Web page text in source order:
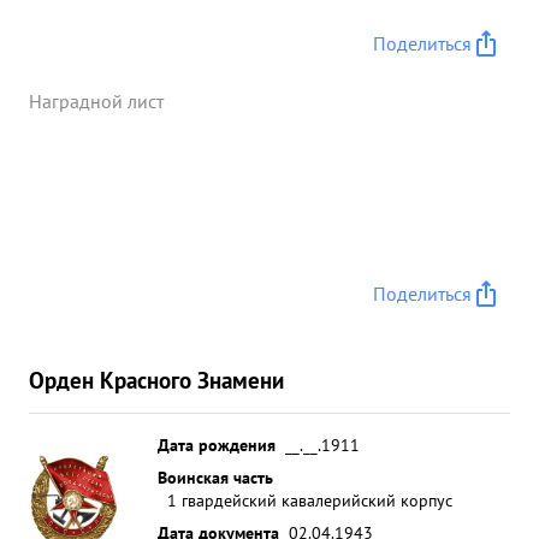
Поделиться
Наградной лист
Поделиться
Орден Красного Знамени
Дата рождения
__.__.1911
Воинская часть
1 гвардейский кавалерийский корпус
Дата документа 02.04.1943